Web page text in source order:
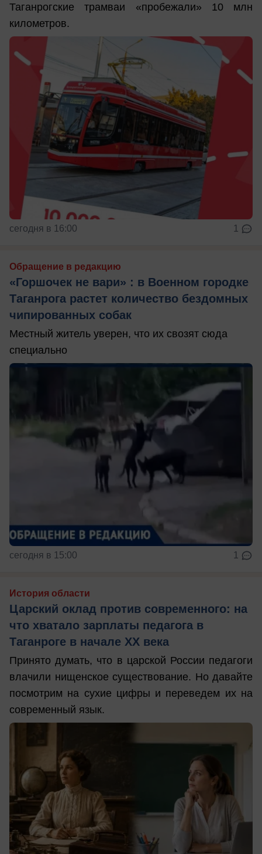
Таганрогские трамваи «пробежали» 10 млн
километров.
сегодня в 16:00 1
Обращение в редакцию
«Горшочек не вари» : в Военном городке
Таганрога растет количество бездомных
чипированных собак
Местный житель уверен, что их свозят сюда
специально
сегодня в 15:00 1
История области
Царский оклад против современного: на
что хватало зарплаты педагога в
Таганроге в начале ХХ века
Принято думать, что в царской России педагоги
влачили нищенское существование. Но давайте
посмотрим на сухие цифры и переведем их на
современный язык.